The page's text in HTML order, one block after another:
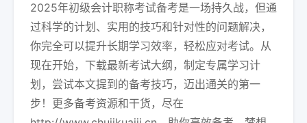
2025年初级会计职称考试备考是一场持久战，但通
过科学的计划、实用的技巧和针对性的问题解决，
你完全可以提升长期学习效率，轻松应对考试。从
现在开始，下载最新考试大纲，制定专属学习计
划，尝试本文提到的备考技巧，迈出通关的第一
步！更多备考资源和干货，尽在